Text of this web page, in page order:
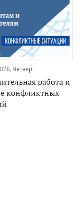
Четверг
работа и
конфликтных